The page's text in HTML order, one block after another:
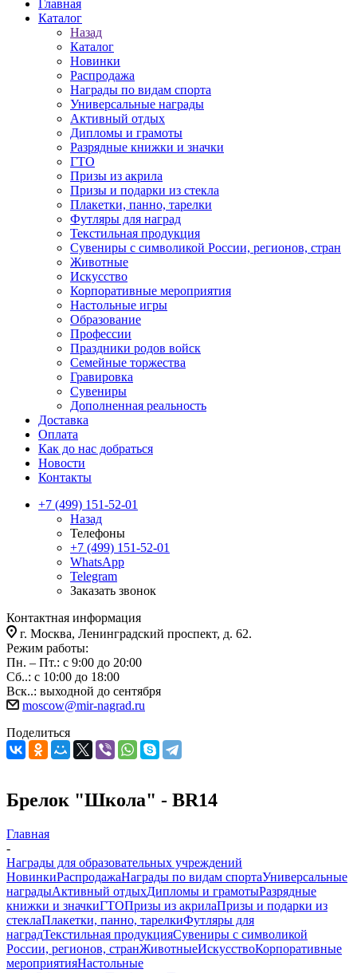
Главная
Каталог
Назад
Каталог
Новинки
Распродажа
Награды по видам спорта
Универсальные награды
Активный отдых
Дипломы и грамоты
Разрядные книжки и значки
ГТО
Призы из акрила
Призы и подарки из стекла
Плакетки, панно, тарелки
Футляры для наград
Текстильная продукция
Сувениры с символикой России, регионов, стран
Животные
Искусство
Корпоративные мероприятия
Настольные игры
Образование
Профессии
Праздники родов войск
Семейные торжества
Гравировка
Сувениры
Дополненная реальность
Доставка
Оплата
Как до нас добраться
Новости
Контакты
+7 (499) 151-52-01
Назад
Телефоны
+7 (499) 151-52-01
WhatsApp
Telegram
Заказать звонок
Контактная информация
г. Москва, Ленинградский проспект, д. 62.
Режим работы:
Пн. – Пт.: с 9:00 до 20:00
Сб..: с 10:00 до 18:00
Вск..: выходной до сентября
moscow@mir-nagrad.ru
Поделиться
Брелок "Школа" - BR14
Главная
-
Награды для образовательных учреждений
НовинкиРаспродажаНаграды по видам спортаУниверсальные
наградыАктивный отдыхДипломы и грамотыРазрядные
книжки и значкиГТОПризы из акрилаПризы и подарки из
стеклаПлакетки, панно, тарелкиФутляры для
наградТекстильная продукцияСувениры с символикой
России, регионов, странЖивотныеИскусствоКорпоративные
мероприятияНастольные